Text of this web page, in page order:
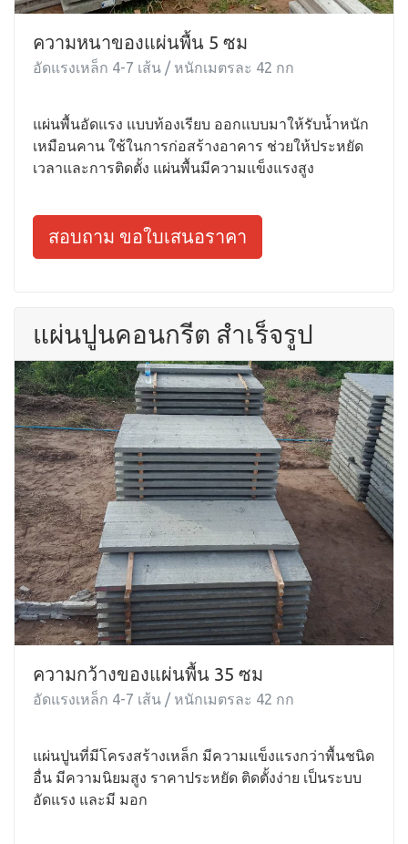
ความหนาของแผ่นพื้น 5 ซม
อัดแรงเหล็ก 4-7 เส้น / หนักเมตรละ 42 กก
แผ่นพื้นอัดแรง แบบท้องเรียบ ออกแบบมาให้รับน้ำหนัก
เหมือนคาน ใช้ในการก่อสร้างอาคาร ช่วยให้ประหยัด
เวลาและการติดตั้ง แผ่นพื้นมีความแข็งแรงสูง
สอบถาม ขอใบเสนอราคา
แผ่นปูนคอนกรีต สำเร็จรูป
ความกว้างของแผ่นพื้น 35 ซม
อัดแรงเหล็ก 4-7 เส้น / หนักเมตรละ 42 กก
แผ่นปูนที่มีโครงสร้างเหล็ก มีความแข็งแรงกว่าพื้นชนิด
อื่น มีความนิยมสูง ราคาประหยัด ติดตั้งง่าย เป็นระบบ
อัดแรง และมี มอก